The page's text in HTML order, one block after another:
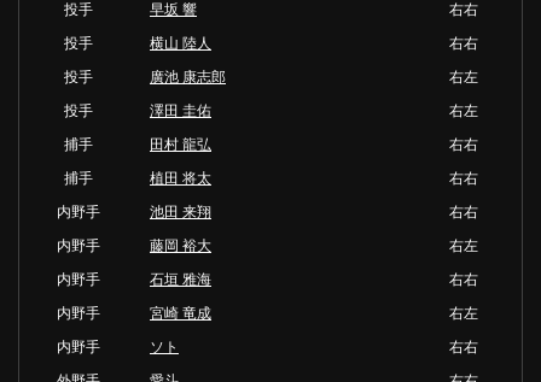
投手
早坂 響
右右
投手
横山 陸人
右右
投手
廣池 康志郎
右左
投手
澤田 圭佑
右左
捕手
田村 龍弘
右右
捕手
植田 将太
右右
内野手
池田 来翔
右右
内野手
藤岡 裕大
右左
内野手
石垣 雅海
右右
内野手
宮崎 竜成
右左
内野手
ソト
右右